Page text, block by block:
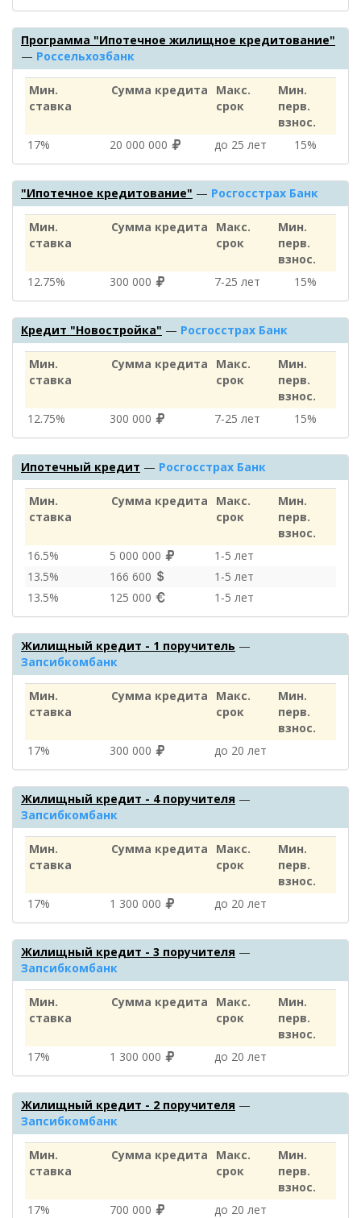
Программа "Ипотечное жилищное кредитование"
— Россельхозбанк
Мин.
ставка
Сумма кредита
Макс.
срок
Мин.
перв.
взнос.
17%
20 000 000 до 25 лет 15%
"Ипотечное кредитование" — Росгосстрах Банк
Мин.
ставка
Сумма кредита
Макс.
срок
Мин.
перв.
взнос.
12.75%
300 000 7‑25 лет 15%
Кредит "Новостройка" — Росгосстрах Банк
Мин.
ставка
Сумма кредита
Макс.
срок
Мин.
перв.
взнос.
12.75%
300 000 7‑25 лет 15%
Ипотечный кредит — Росгосстрах Банк
Мин.
ставка
Сумма кредита
Макс.
срок
Мин.
перв.
взнос.
16.5%
5 000 000
1‑5 лет
13.5%
166 600
1‑5 лет
13.5%
125 000 1‑5 лет
Жилищный кредит - 1 поручитель —
Запсибкомбанк
Мин.
ставка
Сумма кредита
Макс.
срок
Мин.
перв.
взнос.
17%
300 000 до 20 лет
Жилищный кредит - 4 поручителя —
Запсибкомбанк
Мин.
ставка
Сумма кредита
Макс.
срок
Мин.
перв.
взнос.
17%
1 300 000 до 20 лет
Жилищный кредит - 3 поручителя —
Запсибкомбанк
Мин.
ставка
Сумма кредита
Макс.
срок
Мин.
перв.
взнос.
17%
1 300 000 до 20 лет
Жилищный кредит - 2 поручителя —
Запсибкомбанк
Мин.
ставка
Сумма кредита
Макс.
срок
Мин.
перв.
взнос.
17%
700 000 до 20 лет